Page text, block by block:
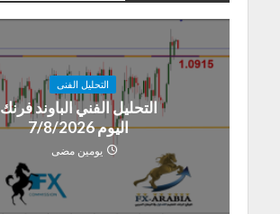
التحليل الفنى
التحليل الفني الباوند فرنك
اليوم 7/8/2026
يومين مضى